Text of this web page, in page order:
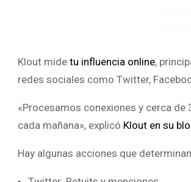
Klout mide tu influencia online,
redes sociales como Twitter,
«Procesamos conexiones y cerca
cada mañana», explicó Klout en su
Hay algunas acciones que